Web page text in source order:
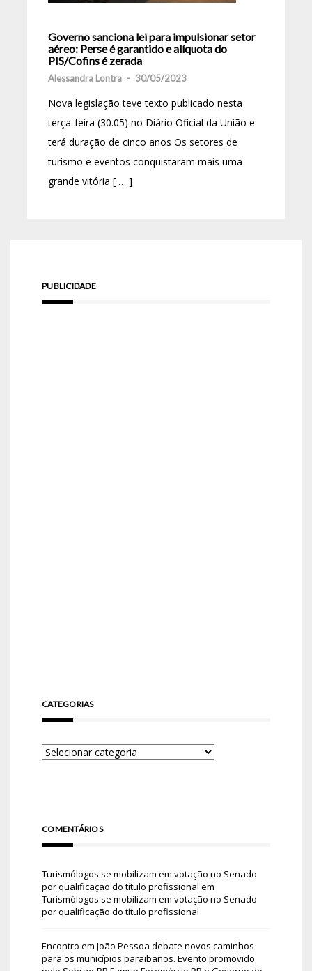
Governo sanciona lei para impulsionar setor
aéreo: Perse é garantido e alíquota do
PIS/Cofins é zerada
Alessandra Lontra - 30/05/2023
Nova legislação teve texto publicado nesta
terça-feira (30.05) no Diário Oficial da União e
terá duração de cinco anos Os setores de
turismo e eventos conquistaram mais uma
grande vitória [ … ]
PUBLICIDADE
CATEGORIAS
COMENTÁRIOS
Turismólogos se mobilizam em votação no Senado
por qualificação do título profissional em
Turismólogos se mobilizam em votação no Senado
por qualificação do título profissional
Encontro em João Pessoa debate novos caminhos
para os municípios paraibanos. Evento promovido